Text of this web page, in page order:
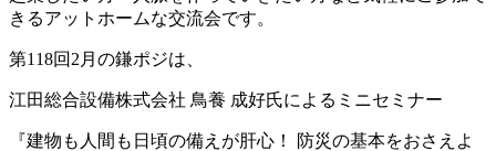
きるアットホームな交流会です。
第118回2月の鎌ポジは、
江田総合設備株式会社 鳥養 成好氏によるミニセミナー
『建物も人間も日頃の備えが肝心！ 防災の基本をおさえよ